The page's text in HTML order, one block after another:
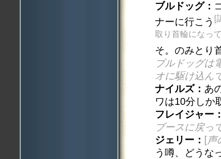
ブルドッグ：
ナーに行こう [
取り首輪になっ
そ。のみとり
ブルドッグは
オに駆け込ん
ナイルズ： あ
ワは10分しか
フレイジャー
ブースに戻っ
ジェリー： [声
う噂、どうな